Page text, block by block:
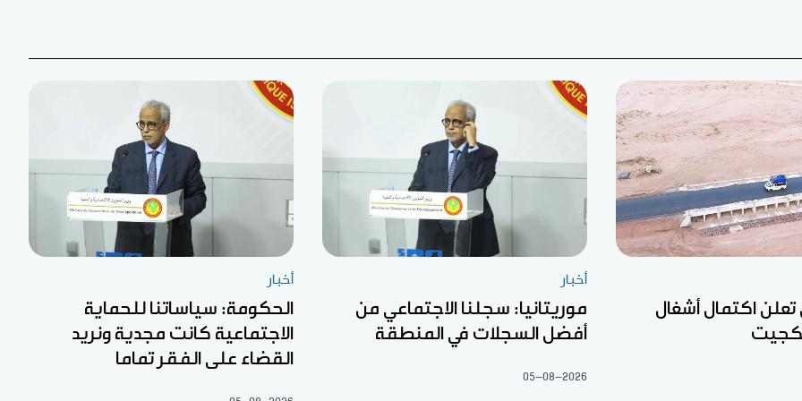
تعلن اكتمال أشغال
أخبار
موريتانيا: سجلنا الاجتماعي من
أفضل السجلات في المنطقة
05-08-2026
أخبار
الحكومة: سياساتنا للحماية
الاجتماعية كانت مجدية ونريد
القضاء على الفقر تماما